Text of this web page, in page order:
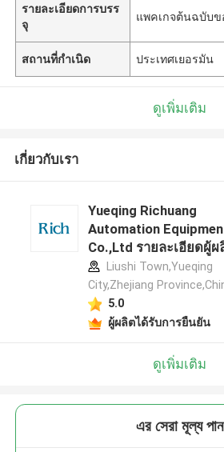
รายละเอียดการบรร
จุ
แพคเกจต้นฉบับข
สถานที่กำเนิด ประเทศเยอรมัน
ดูเพิ่มเติม
เกี่ยวกับเรา
Yueqing Richuang
Automation
Co.,Ltd รายละเอียดผู้ผ
Liushi Town,Yueqing
City,Zhejiang
5.0
ผู้ผลิตได้รับการยืนยัน
ดูเพิ่มเติม
এর সেরা মূল্য পান